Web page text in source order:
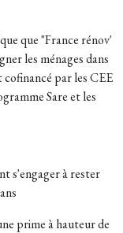
que "France rénov'
les ménages dans
par les CEE
Sare et les
s'engager à rester
prime à hauteur de